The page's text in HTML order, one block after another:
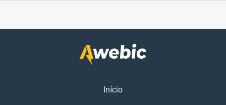
Início